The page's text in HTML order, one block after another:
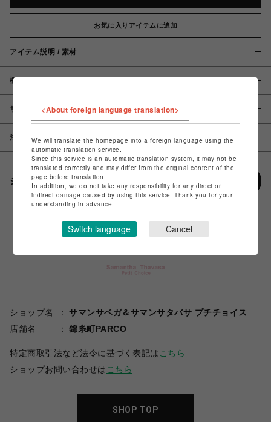
お気に入りアイテムに追加
アイテム説明 / 素材
概要
サイズ
注意事項
シェアする
ショップ名
サマンサベガ＆サマンサタバサ プチチョイス
店舗名
錦糸町PARCO
特定商取引法など法令に基づく表記は こちら
ショップお問い合わせは こちら
SHOP TOP
<About foreign language translation>
We will translate the homepage into a foreign language using the
automatic translation service.
Since this service is an automatic translation system, it may not be
translated correctly and may differ from the original content of the
page before translation.
In addition, we do not take any responsibility for any direct or
indirect damage caused by using this service. Thank you for your
understanding in advance.
Switch language Cancel